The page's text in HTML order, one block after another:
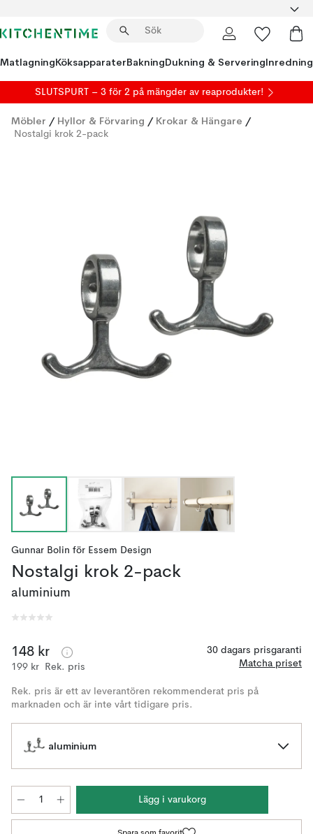
MatlagningKöksapparaterBakningDukning & ServeringInredning
SLUTSPURT – 3 för 2 på mängder av reaprodukter!
Möbler / Hyllor & Förvaring / Krokar & Hängare /
Nostalgi krok 2-pack
Gunnar Bolin för Essem Design
Nostalgi krok 2-pack
aluminium
148 kr
199 kr Rek. pris
30 dagars prisgaranti
Matcha priset
Rek. pris är ett av leverantören rekommenderat pris på
marknaden och är inte vårt tidigare pris.
aluminium
Lägg i varukorg